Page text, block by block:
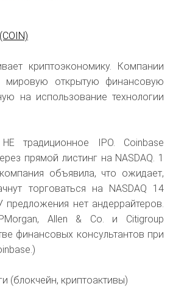
криптоэкономику. Компании
мировую открытую финансовую
на использование технологии
традиционное IPO. Coinbase
прямой листинг на NASDAQ. 1
объявила, что ожидает,
торговаться на NASDAQ 14
предложения нет андеррайтеров.
Allen & Co. и Citigroup
финансовых консультантов при
(блокчейн, криптоактивы)